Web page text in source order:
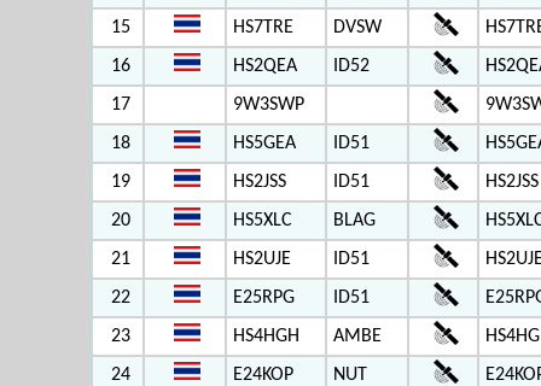
15
HS7TRE DVSW
16
HS2QEA ID52
17
9W3SWP
18
HS5GEA ID51
19
HS2JSS ID51
20
HS5XLC BLAG
21
HS2UJE ID51
22
E25RPG ID51
23
HS4HGH AMBE
24
E24KOP NUT